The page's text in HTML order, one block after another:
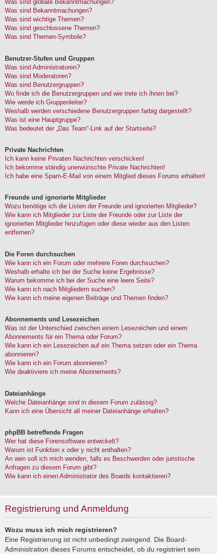
Was sind globale Bekanntmachungen?
Was sind Bekanntmachungen?
Was sind wichtige Themen?
Was sind geschlossene Themen?
Was sind Themen-Symbole?
Benutzer-Stufen und Gruppen
Was sind Administratoren?
Was sind Moderatoren?
Was sind Benutzergruppen?
Wo finde ich die Benutzergruppen und wie trete ich ihnen bei?
Wie werde ich Gruppenleiter?
Weshalb werden verschiedene Benutzergruppen farbig dargestellt?
Was ist eine Hauptgruppe?
Was bedeutet der „Das Team“-Link auf der Startseite?
Private Nachrichten
Ich kann keine Privaten Nachrichten verschicken!
Ich bekomme ständig unerwünschte Private Nachrichten!
Ich habe eine Spam-E-Mail von einem Mitglied dieses Forums erhalten!
Freunde und ignorierte Mitglieder
Wozu benötige ich die Listen der Freunde und ignorierten Mitglieder?
Wie kann ich Mitglieder zur Liste der Freunde oder zur Liste der
ignorierten Mitglieder hinzufügen oder diese wieder aus den Listen
entfernen?
Die Foren durchsuchen
Wie kann ich ein Forum oder mehrere Foren durchsuchen?
Weshalb erhalte ich bei der Suche keine Ergebnisse?
Warum bekomme ich bei der Suche eine leere Seite?
Wie kann ich nach Mitgliedern suchen?
Wie kann ich meine eigenen Beiträge und Themen finden?
Abonnements und Lesezeichen
Was ist der Unterschied zwischen einem Lesezeichen und einem
Abonnements für ein Thema oder Forum?
Wie kann ich ein Lesezeichen auf ein Thema setzen oder ein Thema
abonnieren?
Wie kann ich ein Forum abonnieren?
Wie deaktiviere ich meine Abonnements?
Dateianhänge
Welche Dateianhänge sind in diesem Forum zulässig?
Kann ich eine Übersicht all meiner Dateianhänge erhalten?
phpBB betreffende Fragen
Wer hat diese Forensoftware entwickelt?
Warum ist Funktion x oder y nicht enthalten?
An wen soll ich mich wenden, falls es Beschwerden oder juristische
Anfragen zu diesem Forum gibt?
Wie kann ich einen Administrator des Boards kontaktieren?
Registrierung und Anmeldung
Wozu muss ich mich registrieren?
Eine Registrierung ist nicht unbedingt zwingend. Die Board-
Administration dieses Forums entscheidet, ob du registriert sein